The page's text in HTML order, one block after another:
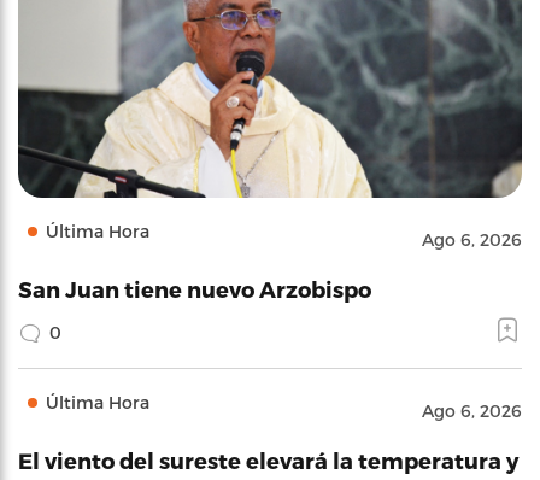
Última Hora Ago 6, 2026
San Juan tiene nuevo Arzobispo
0
Última Hora Ago 6, 2026
El viento del sureste elevará la temperatura y